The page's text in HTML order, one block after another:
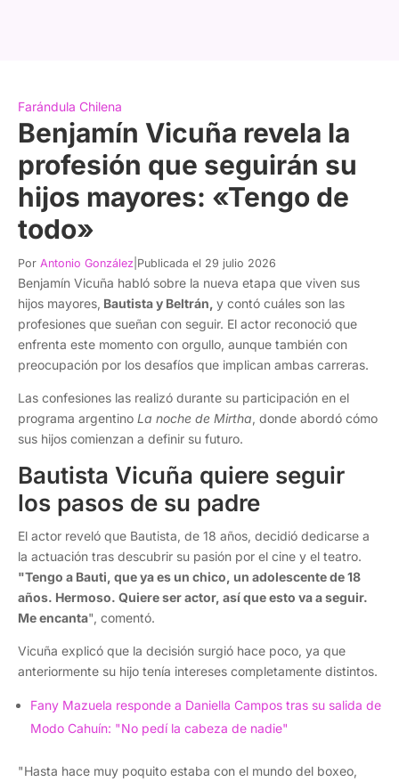
Farándula Chilena
Benjamín Vicuña revela la
profesión que seguirán su
hijos mayores: «Tengo de
todo»
Por Antonio González Publicada el 29 julio 2026
Benjamín Vicuña habló sobre la nueva etapa que viven sus
hijos mayores, Bautista y Beltrán, y contó cuáles son las
profesiones que sueñan con seguir. El actor reconoció que
enfrenta este momento con orgullo, aunque también con
preocupación por los desafíos que implican ambas carreras.
Las confesiones las realizó durante su participación en el
programa argentino La noche de Mirtha, donde abordó cómo
sus hijos comienzan a definir su futuro.
Bautista Vicuña quiere seguir
los pasos de su padre
El actor reveló que Bautista, de 18 años, decidió dedicarse a
la actuación tras descubrir su pasión por el cine y el teatro.
"Tengo a Bauti, que ya es un chico, un adolescente de 18
años. Hermoso. Quiere ser actor, así que esto va a seguir.
Me encanta", comentó.
Vicuña explicó que la decisión surgió hace poco, ya que
anteriormente su hijo tenía intereses completamente distintos.
Fany Mazuela responde a Daniella Campos tras su salida de
Modo Cahuín: "No pedí la cabeza de nadie"
"Hasta hace muy poquito estaba con el mundo del boxeo,